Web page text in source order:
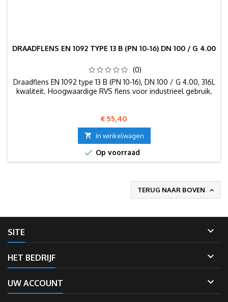
DRAADFLENS EN 1092 TYPE 13 B (PN 10-16) DN 100 / G 4.00
(0)
Draadflens EN 1092 type 13 B (PN 10-16), DN 100 / G 4.00, 316L
kwaliteit. Hoogwaardige RVS flens voor industrieel gebruik.
Prijs
€ 55,40
 In winkelwagen
 Op voorraad
TERUG NAAR BOVEN 
SITE 
HET BEDRIJF 
UW ACCOUNT 